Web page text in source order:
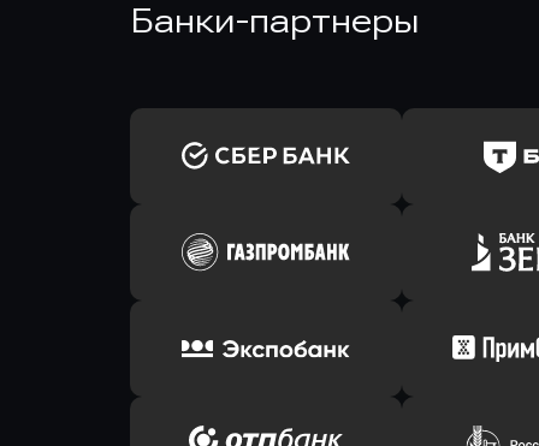
Банки-партнеры
Оправить заявку
в Сбербанк
в Т-Банк
в Газпромбанк
в
Оправить заявку